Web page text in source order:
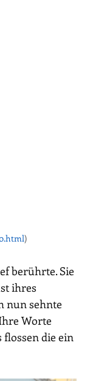
)
berührte. Sie
ihres
nun sehnte
Worte
die ein